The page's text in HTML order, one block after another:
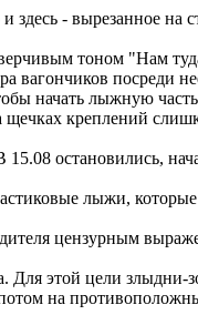
- вырезанное на
тоном "Нам
вагончиков посреди
начать лыжную
креплений
15.08 остановились,
лыжи, которые
цензурным
этой цели злыдни-
на